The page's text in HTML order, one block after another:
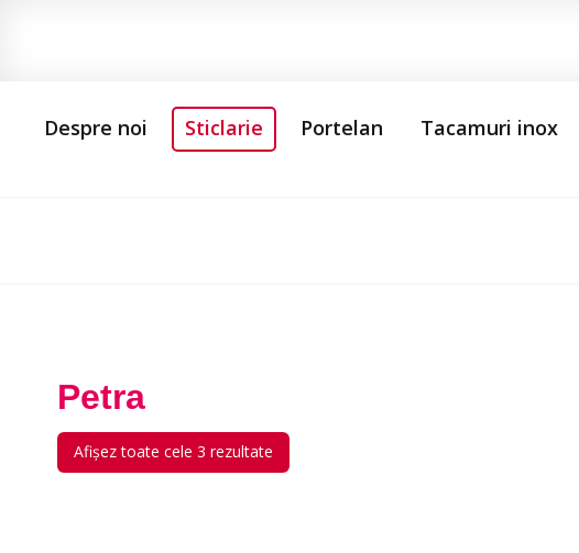
Despre noi Sticlarie Portelan Tacamuri inox
Petra
Afișez toate cele 3 rezultate